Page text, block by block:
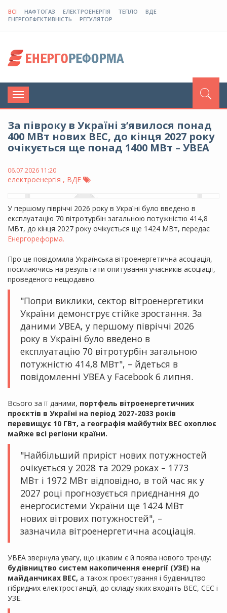
ВСІ НАФТОГАЗ ЕЛЕКТРОЕНЕРГІЯ ТЕПЛО
ВДЕ
ЕНЕРГОЕФЕКТИВНІСТЬ
РЕГУЛЯТОР
Toggle
navigation
За півроку в Україні з’явилося понад
400 МВт нових ВЕС, до кінця 2027 року
очікується ще понад 1400 МВт – УВЕА
06.07.2026 11:20
електроенергія , ВДЕ
У першому півріччі 2026 року в Україні було введено в
експлуатацію 70 вітротурбін загальною потужністю 414,8
МВт, до кінця 2027 року очікується ще 1424 МВт, передає
Енергореформа.
Про це повідомила Українська вітроенергетична асоціація,
посилаючись на результати опитування учасників асоціації,
проведеного нещодавно.
"Попри виклики, сектор вітроенергетики
України демонструє стійке зростання. За
даними УВЕА, у першому півріччі 2026
року в Україні було введено в
експлуатацію 70 вітротурбін загальною
потужністю 414,8 МВт", – йдеться в
повідомленні УВЕА у Facebook 6 липня.
Всього за її даними, портфель вітроенергетичних
проєктів в Україні на період 2027-2033 років
перевищує 10 ГВт, а географія майбутніх ВЕС охоплює
майже всі регіони країни.
"Найбільший приріст нових потужностей
очікується у 2028 та 2029 роках – 1773
МВт і 1972 МВт відповідно, в той час як у
2027 році прогнозується приєднання до
енергосистеми України ще 1424 МВт
нових вітрових потужностей", –
зазначила вітроенергетична асоціація.
УВЕА звернула увагу, що цікавим є й поява нового тренду:
будівництво систем накопичення енергії (УЗЕ) на
майданчиках ВЕС, а також проєктування і будівництво
гібридних електростанцій, до складу яких входять ВЕС, СЕС і
УЗЕ.